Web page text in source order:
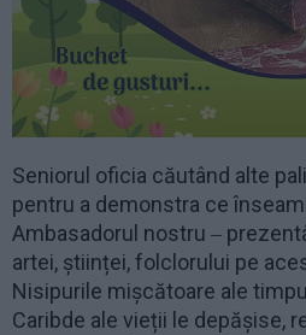
Seniorul oficia căutând alte
pentru a demonstra ce
Ambasadorul nostru ‒
artei, științei, folclorului pe
Nisipurile mișcătoare ale
Caribde ale vieții le depășise,